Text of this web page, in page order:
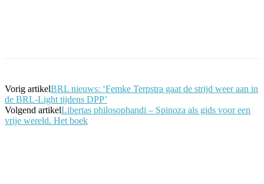
Vorig artikelBRL nieuws: ‘Femke Terpstra gaat de strijd weer aan in
de BRL-Light tijdens DPP’
Volgend artikelLibertas philosophandi – Spinoza als gids voor een
vrije wereld. Het boek